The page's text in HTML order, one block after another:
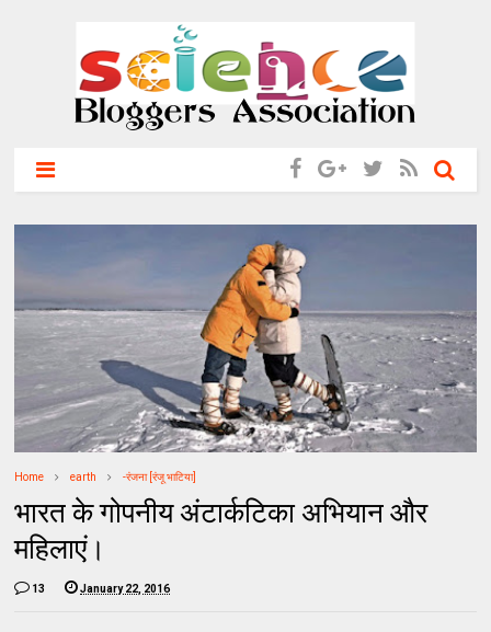
Home earth -रंजना [रंजू भाटिया]
भारत के गोपनीय अंटार्कटिका अभ‍ियान और
महिलाएं।
13 January 22, 2016